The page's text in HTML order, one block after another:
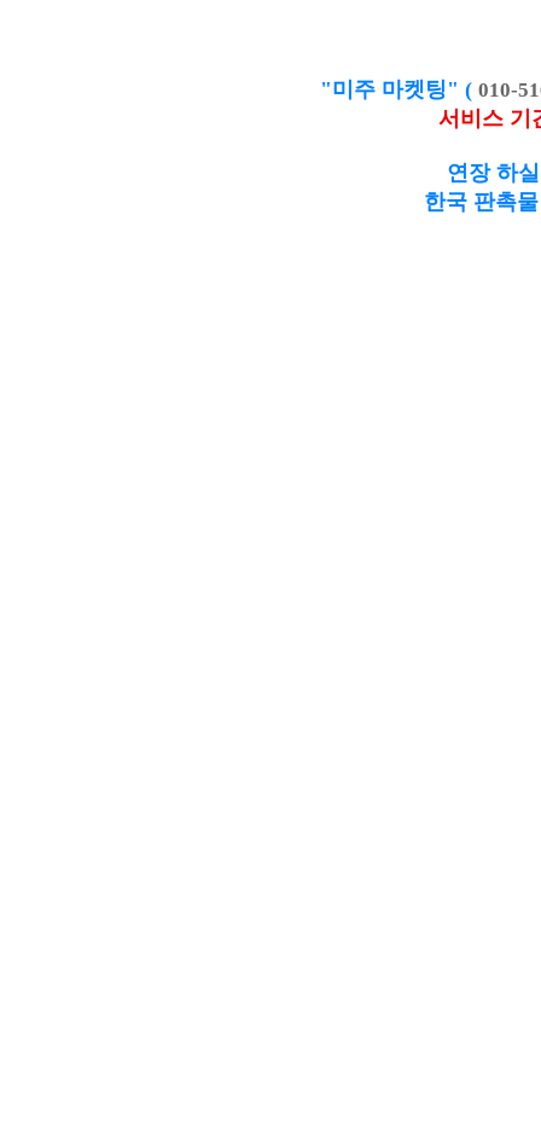
"미주 마켓팅" ( 010-
서비스 기
연장 하
한국 판촉